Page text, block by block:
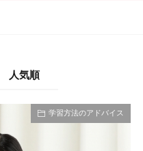
人気順
学習方法のアドバイス